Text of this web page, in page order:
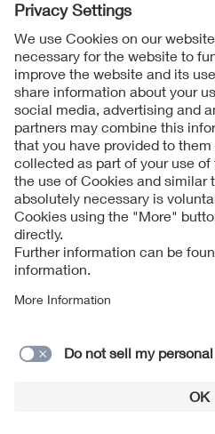
Follow us on
Imprint + Liability
Cookies Notice